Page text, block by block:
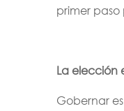
primer paso
La elección
Gobernar